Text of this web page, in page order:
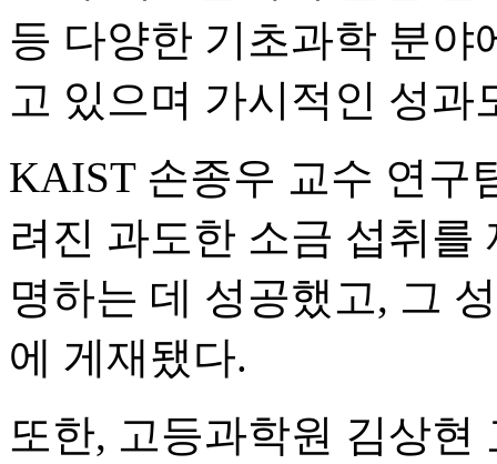
등 다양한 기초과학 분야
고 있으며 가시적인 성과
KAIST 손종우 교수 연구
려진 과도한 소금 섭취를
명하는 데 성공했고, 그
에 게재됐다.
또한, 고등과학원 김상현